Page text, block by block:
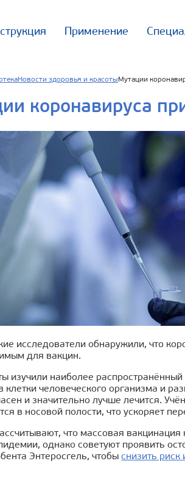
Применение
Новости здоровья и красоты Мутации
коронавируса
исследователи обнаружили, что
для вакцин.
изучили наиболее
клетки человеческого организма и
и значительно лучше лечится.
в носовой полости, что ускоряет
что массовая
однако советуют проявить
Энтеросгель, чтобы снизить риск